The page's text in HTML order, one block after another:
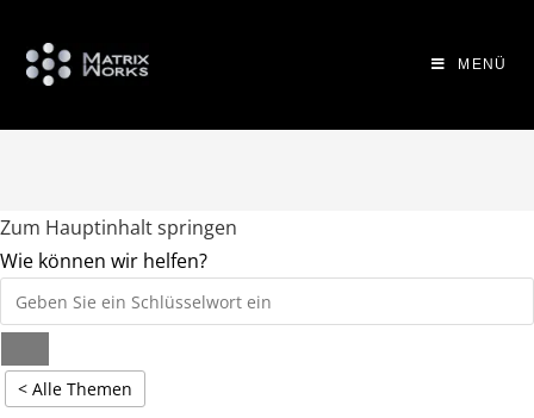
MENÜ
Zum Hauptinhalt springen
Wie können wir helfen?
< Alle Themen